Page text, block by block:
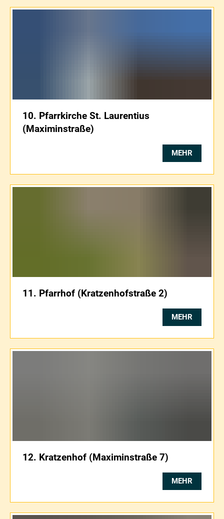
10. Pfarrkirche St. Laurentius
(Maximinstraße)
MEHR
11. Pfarrhof (Kratzenhofstraße 2)
MEHR
12. Kratzenhof (Maximinstraße 7)
MEHR